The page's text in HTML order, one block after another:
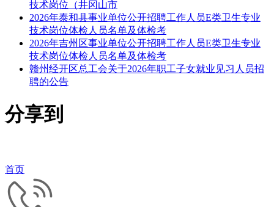
技术岗位（井冈山市
2026年泰和县事业单位公开招聘工作人员E类卫生专业
技术岗位体检人员名单及体检考
2026年吉州区事业单位公开招聘工作人员E类卫生专业
技术岗位体检人员名单及体检考
赣州经开区总工会关于2026年职工子女就业见习人员招
聘的公告
分享到
首页